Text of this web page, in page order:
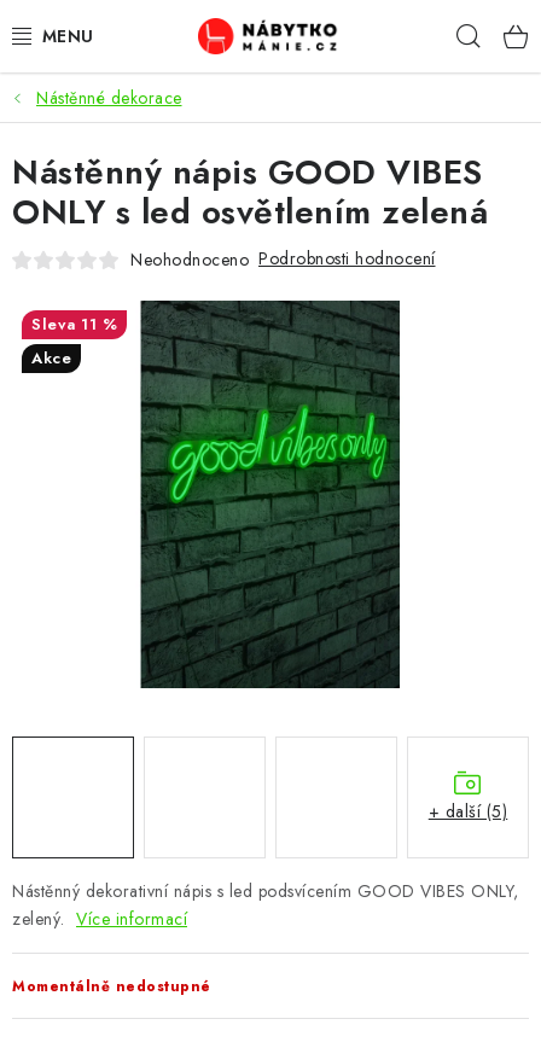
na
OBÝVACÍ POKOJ
KUCHYŇ A JÍDELNA
LOŽNICE
KANCELÁŘ / PRACOVNA
KOUPELNA A WC
CHOVATELSKÉ POTŘEBY
DOPLŇKY A DEKORACE
OSTATNÍ
VÝPRODEJ
Vše o nákupu Info
Nástěnné dekorace
Nástěnný dekorativní nápis s led podsvícením GOOD VIBES ONLY,
zelený. Více informací
Momentálně nedostupné
Nástěnný nápis GOOD VIBES
ONLY s led osvětlením zelená
Neohodnoceno Podrobnosti hodnocení
11 %
Akce
+ další (5)